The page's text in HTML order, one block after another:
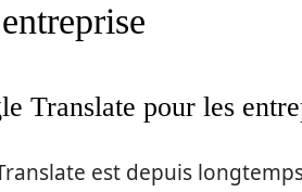
Translate pour les
est depuis